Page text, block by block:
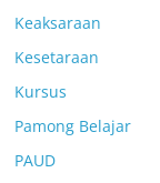
Keaksaraan
Kesetaraan
Kursus
Pamong Belajar
PAUD